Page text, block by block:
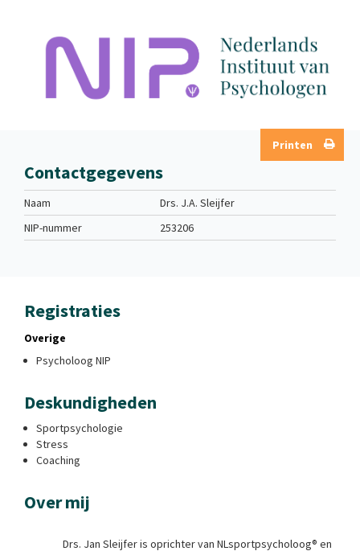
Printen
Contactgegevens
Naam
Drs. J.A. Sleijfer
NIP-nummer
253206
Registraties
Overige
Psycholoog NIP
Deskundigheden
Sportpsychologie
Stress
Coaching
Over mij